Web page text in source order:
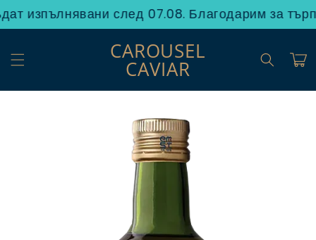
изпълнявани след 07.08. Благодарим за
CAROUSEL
CAVIAR
към